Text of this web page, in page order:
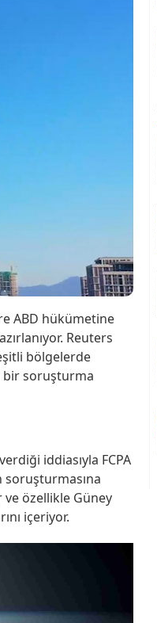
ABD hükümetine
Reuters
bölgelerde
bir soruşturma
iddiasıyla FCPA
soruşturmasına
ve özellikle Güney
içeriyor.